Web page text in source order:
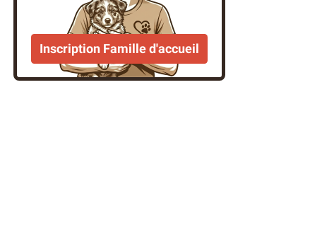
Inscription Famille d'accueil